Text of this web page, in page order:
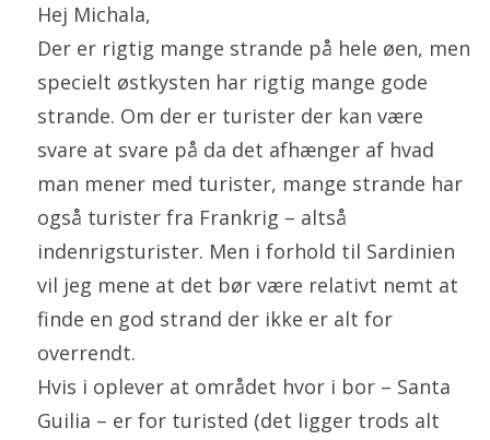
Hej Michala,
Der er rigtig mange strande på hele øen, men
specielt østkysten har rigtig mange gode
strande. Om der er turister der kan være
svare at svare på da det afhænger af hvad
man mener med turister, mange strande har
også turister fra Frankrig – altså
indenrigsturister. Men i forhold til Sardinien
vil jeg mene at det bør være relativt nemt at
finde en god strand der ikke er alt for
overrendt.
Hvis i oplever at området hvor i bor – Santa
Guilia – er for turisted (det ligger trods alt